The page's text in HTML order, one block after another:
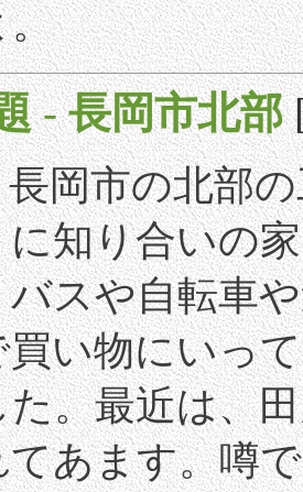
。
-長岡市北部
岡市の北部
に知り合いの
スや自転車
い物にいっ
。最近は、
あます。噂